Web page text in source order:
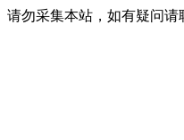
请勿采集本站，如有疑问请